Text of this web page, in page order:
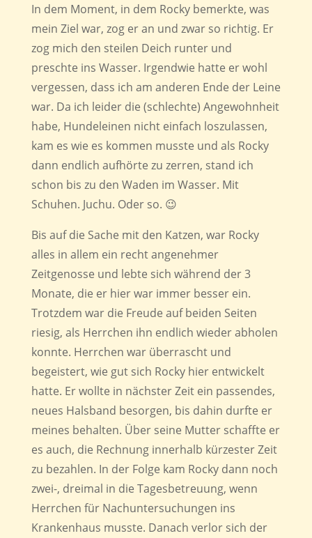
In dem Moment, in dem Rocky bemerkte, was
mein Ziel war, zog er an und zwar so richtig. Er
zog mich den steilen Deich runter und
preschte ins Wasser. Irgendwie hatte er wohl
vergessen, dass ich am anderen Ende der Leine
war. Da ich leider die (schlechte) Angewohnheit
habe, Hundeleinen nicht einfach loszulassen,
kam es wie es kommen musste und als Rocky
dann endlich aufhörte zu zerren, stand ich
schon bis zu den Waden im Wasser. Mit
Schuhen. Juchu. Oder so. 😉
Bis auf die Sache mit den Katzen, war Rocky
alles in allem ein recht angenehmer
Zeitgenosse und lebte sich während der 3
Monate, die er hier war immer besser ein.
Trotzdem war die Freude auf beiden Seiten
riesig, als Herrchen ihn endlich wieder abholen
konnte. Herrchen war überrascht und
begeistert, wie gut sich Rocky hier entwickelt
hatte. Er wollte in nächster Zeit ein passendes,
neues Halsband besorgen, bis dahin durfte er
meines behalten. Über seine Mutter schaffte er
es auch, die Rechnung innerhalb kürzester Zeit
zu bezahlen. In der Folge kam Rocky dann noch
zwei-, dreimal in die Tagesbetreuung, wenn
Herrchen für Nachuntersuchungen ins
Krankenhaus musste. Danach verlor sich der